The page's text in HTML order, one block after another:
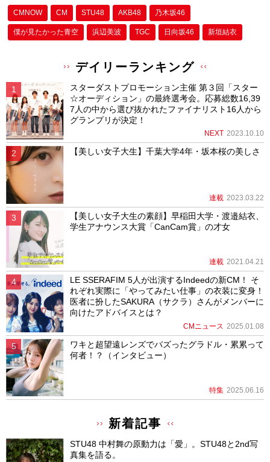
CMNOW CM STU48 AKB48 乃木坂46
僕が⾒たかった⻘空 浜辺美波 TGC 日向坂46 新垣結衣
デイリーランキング
スターダストプロモーション主催 第３回「スター
☆オーディション」の最終選考会。応募総数16,39
7人の中から選び抜かれたファイナリスト16人から
グランプリが決定！
NEXT 2023.10.10
【美しい女子大生】千葉大学4年・坂本桜の美しさ
連載 2023.03.22
【美しい女子大生の素顔】早稲田大学・渡邉結衣、
学生アナウンス大賞「CanCam賞」の才女
連載 2021.04.21
LE SSERAFIM 5人が出演するIndeedの新CM！ そ
れぞれ実際に「やってみたい仕事」の衣装に変身！
医者に扮したSAKURA（サクラ）さんがメンバーに
向けたアドバイスとは？
CMニュース 2025.01.08
ワキと超望遠レンズでバズったグラドル・累累って
何者！？（インタビュー）
特集 2025.06.16
新着記事
STU48 中村舞の原動力は「愛」。STU48と2nd写
真集を語る。